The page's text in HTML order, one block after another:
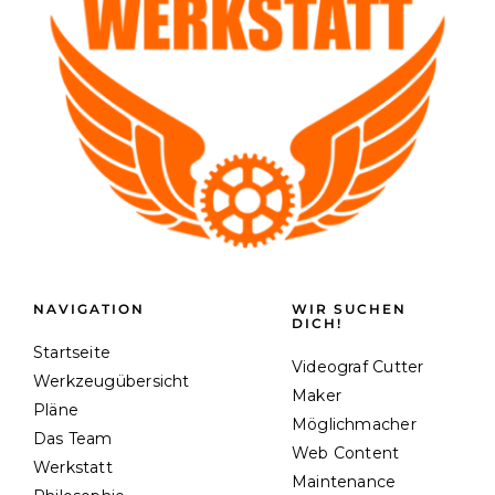
NAVIGATION
Startseite
Werkzeugübersicht
Pläne
Das Team
Werkstatt
WIR SUCHEN
DICH!
Videograf Cutter
Maker
Möglichmacher
Web Content
Maintenance